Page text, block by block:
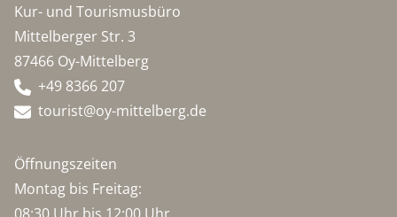
Kur- und Tourismusbüro
Mittelberger Str. 3
87466 Oy-Mittelberg
+49 8366 207
tourist@oy-mittelberg.de
Öffnungszeiten
Montag bis Freitag:
08:30 Uhr bis 12:00 Uhr